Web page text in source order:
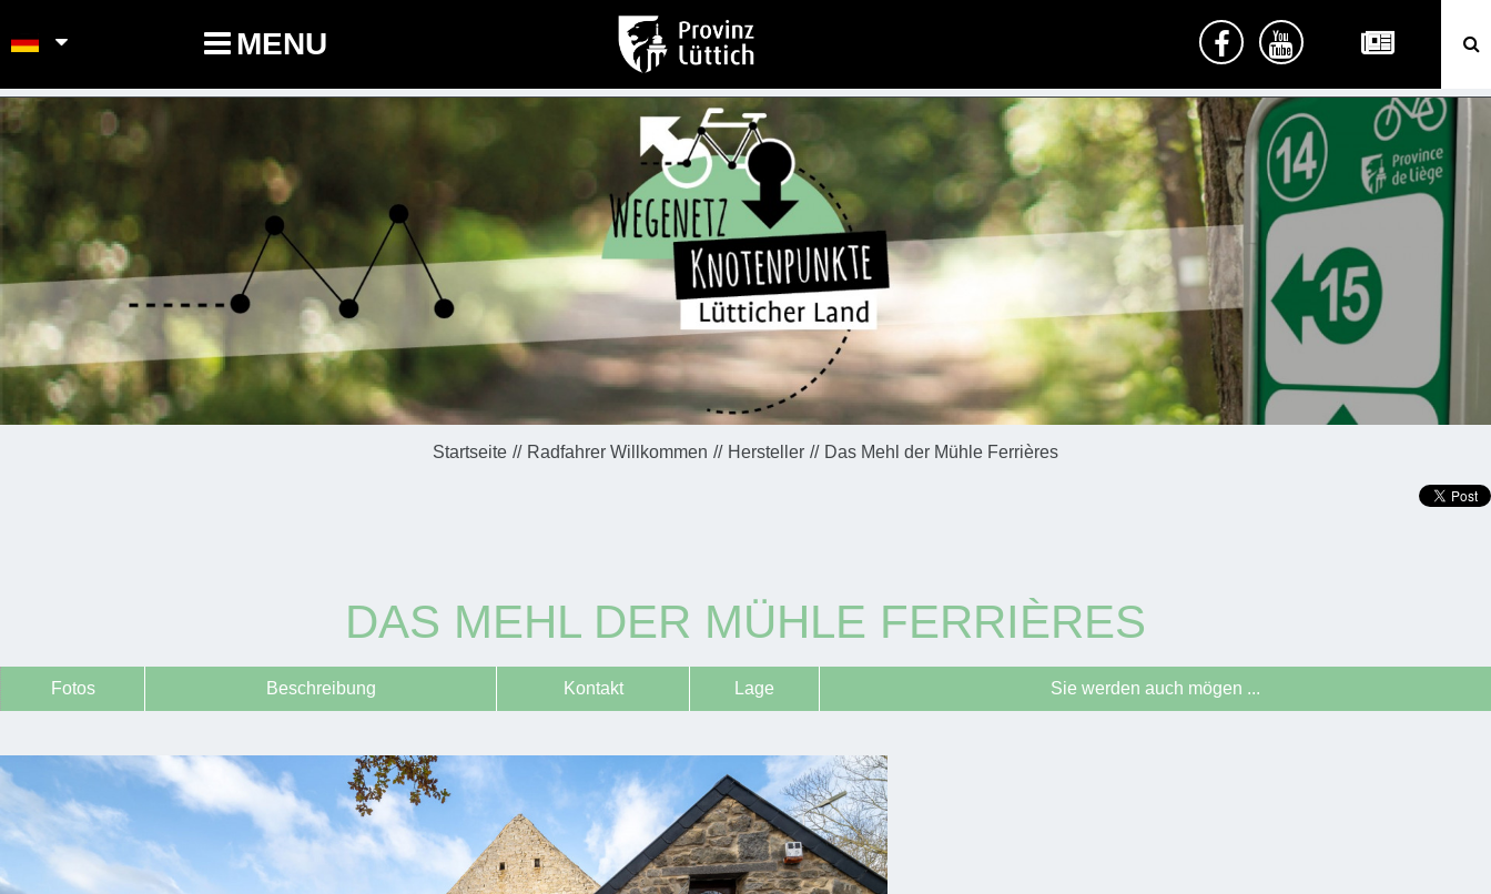
MENU
Startseite Radfahrer Willkommen Hersteller Das Mehl der Mühle Ferrières
DAS MEHL DER MÜHLE FERRIÈRES
Fotos Beschreibung Kontakt Lage Sie werden auch mögen ...